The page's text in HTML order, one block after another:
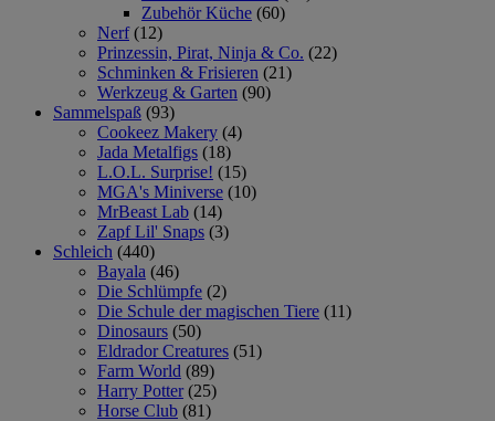
Zubehör Küche (60)
Nerf (12)
Prinzessin, Pirat, Ninja & Co. (22)
Schminken & Frisieren (21)
Werkzeug & Garten (90)
Sammelspaß (93)
Cookeez Makery (4)
Jada Metalfigs (18)
L.O.L. Surprise! (15)
MGA's Miniverse (10)
MrBeast Lab (14)
Zapf Lil' Snaps (3)
Schleich (440)
Bayala (46)
Die Schlümpfe (2)
Die Schule der magischen Tiere (11)
Dinosaurs (50)
Eldrador Creatures (51)
Farm World (89)
Harry Potter (25)
Horse Club (81)